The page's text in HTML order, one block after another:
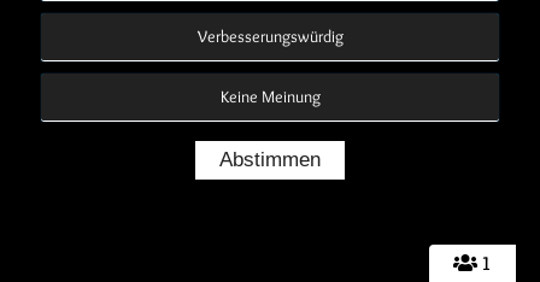
1
Verbesserungswürdig
Keine Meinung